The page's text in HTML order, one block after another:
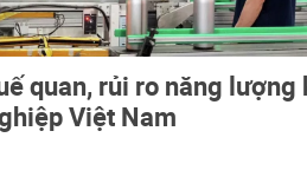
quan, rủi ro năng lượng
Việt Nam